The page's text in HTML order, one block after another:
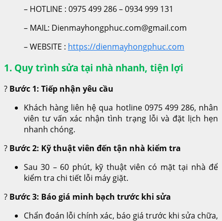
– HOTLINE : 0975 499 286 – 0934 999 131
– MAIL: Dienmayhongphuc.com@gmail.com
– WEBSITE : https://dienmayhongphuc.com
1. Quy trình sửa tại nhà nhanh, tiện lợi
? Bước 1: Tiếp nhận yêu cầu
Khách hàng liên hệ qua hotline 0975 499 286, nhân
viên tư vấn xác nhận tình trạng lỗi và đặt lịch hẹn
nhanh chóng.
? Bước 2: Kỹ thuật viên đến tận nhà kiểm tra
Sau 30 – 60 phút, kỹ thuật viên có mặt tại nhà để
kiểm tra chi tiết lỗi máy giặt.
? Bước 3: Báo giá minh bạch trước khi sửa
Chẩn đoán lỗi chính xác, báo giá trước khi sửa chữa,